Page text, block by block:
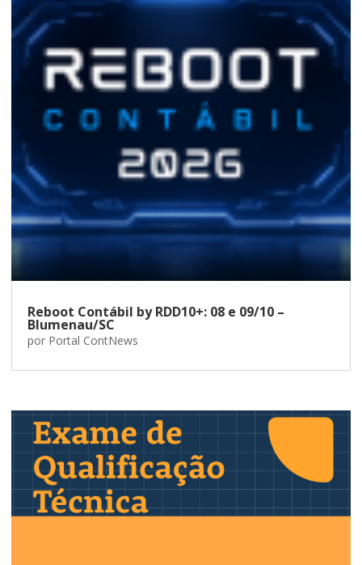
Reboot Contábil by RDD10+: 08 e 09/10 –
Blumenau/SC
por Portal ContNews